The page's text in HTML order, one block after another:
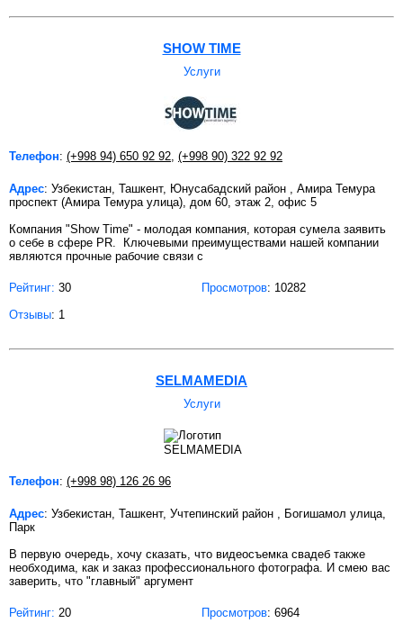
SHOW TIME
Услуги
Телефон: (+998 94) 650 92 92, (+998 90) 322 92 92
Адрес: Узбекистан, Ташкент, Юнусабадский район , Амира Темура
проспект (Амира Темура улица), дом 60, этаж 2, офис 5
Компания "Show Time" - молодая компания, которая сумела заявить
о себе в сфере PR. Ключевыми преимуществами нашей компании
являются прочные рабочие связи с
Рейтинг: 30 Просмотров: 10282
Отзывы: 1
SELMAMEDIA
Услуги
Телефон: (+998 98) 126 26 96
Адрес: Узбекистан, Ташкент, Учтепинский район , Богишамол улица,
Парк
В первую очередь, хочу сказать, что видеосъемка свадеб также
необходима, как и заказ профессионального фотографа. И смею вас
заверить, что "главный" аргумент
Рейтинг: 20 Просмотров: 6964